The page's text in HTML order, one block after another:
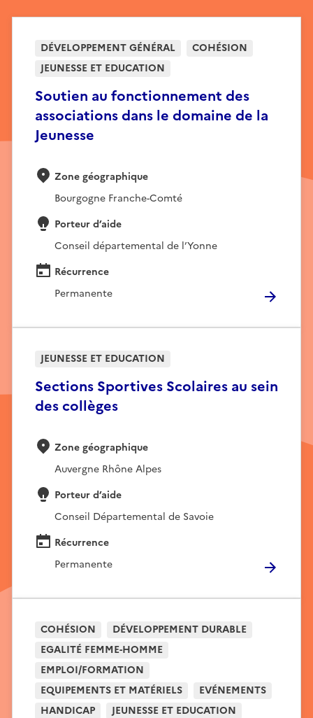
Soutien au fonctionnement des
associations dans le domaine de la
Jeunesse
DÉVELOPPEMENT GÉNÉRAL
COHÉSION
JEUNESSE ET EDUCATION
Zone géographique
Bourgogne Franche-Comté
Porteur d’aide
Conseil départemental de l’Yonne
Récurrence
Permanente
Sections Sportives Scolaires au sein
des collèges
JEUNESSE ET EDUCATION
Zone géographique
Auvergne Rhône Alpes
Porteur d’aide
Conseil Départemental de Savoie
Récurrence
Permanente
COHÉSION
DÉVELOPPEMENT DURABLE
EGALITÉ FEMME-HOMME
EMPLOI/FORMATION
EQUIPEMENTS ET MATÉRIELS
EVÉNEMENTS
HANDICAP
JEUNESSE ET EDUCATION